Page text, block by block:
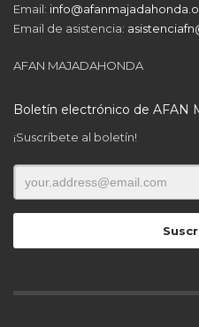
Email:
Email de asistencia:
AFAN MAJADAHONDA
Boletín electrónico de AFAN
¡Suscríbete al boletín!